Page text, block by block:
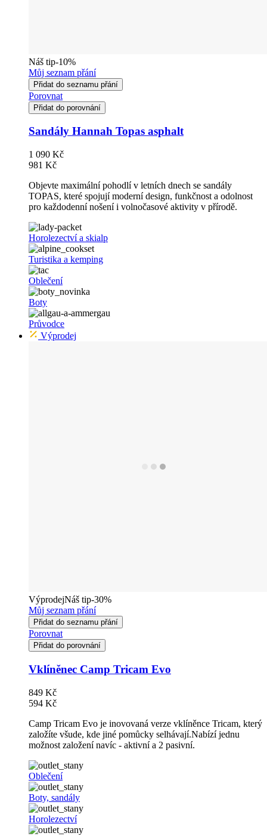
Náš tip-10%
Můj seznam přání
Přidat do seznamu přání
Porovnat
Přidat do porovnání
Sandály Hannah Topas asphalt
1 090 Kč
981 Kč
Objevte maximální pohodlí v letních dnech se sandály
TOPAS, které spojují moderní design, funkčnost a odolnost
pro každodenní nošení i volnočasové aktivity v přírodě.
Horolezectví a skialp
Turistika a kemping
Oblečení
Boty
Průvodce
Výprodej
VýprodejNáš tip-30%
Můj seznam přání
Přidat do seznamu přání
Porovnat
Přidat do porovnání
Vklíněnec Camp Tricam Evo
849 Kč
594 Kč
Camp Tricam Evo je inovovaná verze vklíněnce Tricam, který
založíte všude, kde jiné pomůcky selhávají.Nabízí jednu
možnost založení navíc - aktivní a 2 pasivní.
Oblečení
Boty, sandály
Horolezectví